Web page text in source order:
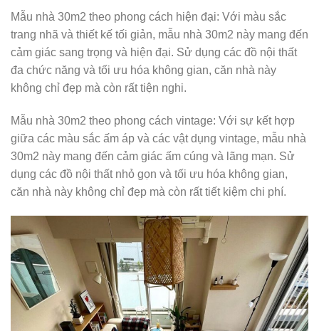
Mẫu nhà 30m2 theo phong cách hiện đại: Với màu sắc
trang nhã và thiết kế tối giản, mẫu nhà 30m2 này mang đến
cảm giác sang trọng và hiện đại. Sử dụng các đồ nội thất
đa chức năng và tối ưu hóa không gian, căn nhà này
không chỉ đẹp mà còn rất tiện nghi.
Mẫu nhà 30m2 theo phong cách vintage: Với sự kết hợp
giữa các màu sắc ấm áp và các vật dụng vintage, mẫu nhà
30m2 này mang đến cảm giác ấm cúng và lãng mạn. Sử
dụng các đồ nội thất nhỏ gọn và tối ưu hóa không gian,
căn nhà này không chỉ đẹp mà còn rất tiết kiệm chi phí.